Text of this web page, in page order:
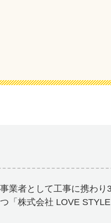
業者として工事に携わり
「株式会社 LOVE